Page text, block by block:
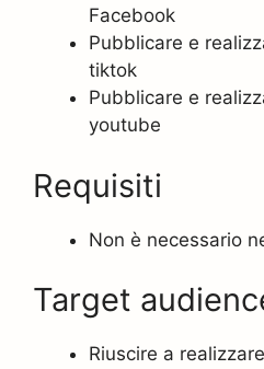
Facebook
Pubblicare e
tiktok
Pubblicare e
youtube
Requisiti
Non è necessario
Target
Riuscire a